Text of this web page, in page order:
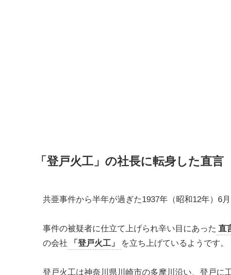
「登戸火工」の社長に転身した直言
共亜事件から半年が過ぎた1937年（昭和12年）6月
事件の被疑者に仕立て上げられ辛い目にあった 直
の会社
「登戸火工」 を立ち上げているようです。
登戸火工は神奈川県川崎市の多摩川沿い、登戸に